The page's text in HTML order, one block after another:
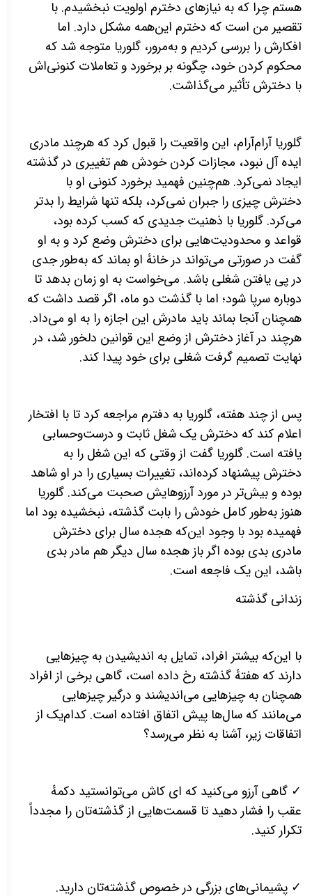
هستم چرا که به نیازهای دخترم اولویت نبخشیدم. با
تقصیر من است که دخترم این‌همه مشکل دارد. اما
افکارش را بررسی کردیم و به‌مرور، گلوریا متوجه شد که
محکوم کردن خود، چگونه بر برخورد و تعاملات کنونی‌اش
با دخترش تأثیر می‌گذاشت.
گلوریا آرام‌آرام، این واقعیت را قبول کرد که هرچند مادری
ایده آل نبود، مجازات کردن خودش هم ‌تغییری در گذشته
ایجاد نمی‌کرد. هم‌چنین فهمید برخورد کنونی او با
دخترش چیزی را جبران نمی‌کرد، بلکه تنها شرایط را بدتر
می‌کرد. گلوریا با ذهنیت جدیدی که کسب کرده بود،
قواعد و محدودیت‌هایی برای دخترش وضع کرد و به او
گفت در صورتی می‌تواند در خانهٔ او بماند که به‌طور جدی
در پی یافتن شغلی باشد. می‌خواست به او زمان بدهد تا
دوباره سرپا شود؛ اما با گذشت دو ماه، اگر قصد داشت که
همچنان آنجا بماند باید مادرش این اجازه را به او می‌داد.
هرچند در آغاز دخترش از وضع این قوانین دلخور شد، در
نهایت تصمیم گرفت شغلی برای خود پیدا کند.
پس از چند هفته، گلوریا به دفترم مراجعه کرد تا با افتخار
اعلام کند که دخترش یک شغل ثابت و درست‌وحسابی
یافته است. گلوریا گفت از وقتی که این شغل را به
دخترش پیشنهاد کرده‌اند، تغییرات بسیاری را در او شاهد
بوده و بیش‌تر در مورد آرزوهایش صحبت می‌کند. گلوریا
هنوز به‌طور کامل خودش را بابت گذشته، نبخشیده بود اما
فهمیده بود با وجود این‌که هجده سال برای دخترش
مادری بدی بوده اگر باز هجده سال دیگر هم مادر بدی
باشد، این یک فاجعه است.
زندانی گذشته
با این‌که بیشتر افراد، تمایل به اندیشیدن به چیزهایی
دارند که هفتهٔ گذشته رخ داده است، گاهی برخی از افراد
همچنان به چیزهایی می‌اندیشند و درگیر چیزهایی
می‌مانند که سال‌ها پیش اتفاق افتاده است. کدام‌یک از
اتفاقات زیر، آشنا به نظر می‌رسد؟
✓ گاهی آرزو می‌کنید که ای کاش می‌توانستید دکمهٔ
عقب را فشار دهید تا قسمت‌هایی از گذشته‌تان را مجدداً
تکرار کنید.
✓ پشیمانی‌های بزرگی در خصوص گذشته‌تان دارید.